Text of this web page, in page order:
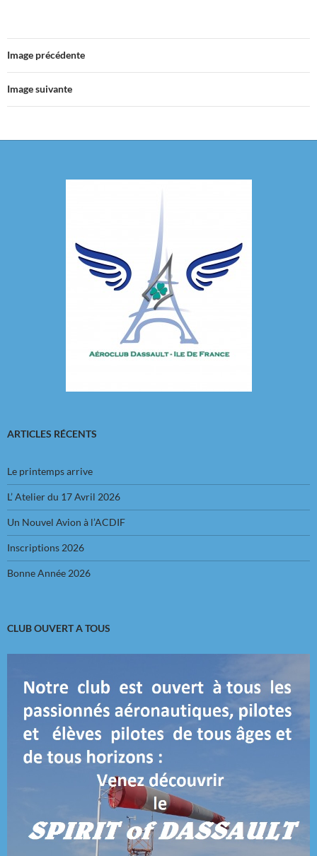
Image précédente
Image suivante
ARTICLES RÉCENTS
Le printemps arrive
L’ Atelier du 17 Avril 2026
Un Nouvel Avion à l’ACDIF
Inscriptions 2026
Bonne Année 2026
CLUB OUVERT A TOUS